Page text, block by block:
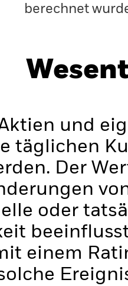
berechnet
und
täglichen
Der
oder
einem